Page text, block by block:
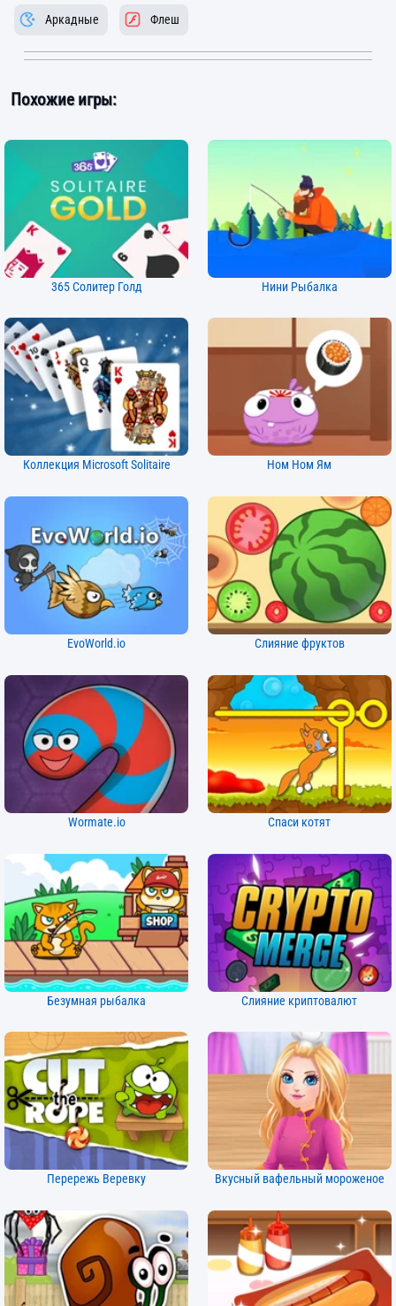
Аркадные Флеш
Похожие игры:
365 Солитер Голд Нини Рыбалка
Коллекция Microsoft Solitaire Ном Ном Ям
EvoWorld.io Слияние фруктов
Wormate.io Спаси котят
Безумная рыбалка Слияние криптовалют
Перережь Веревку Вкусный вафельный мороженое